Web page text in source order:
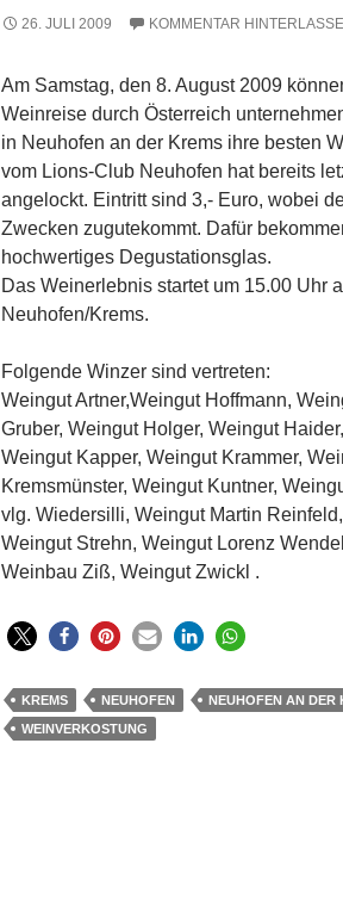
26. JULI 2009 KOMMENTAR
Am Samstag, den 8. August 2009
Weinreise durch Österreich
in Neuhofen an der Krems ihre besten
vom Lions-Club Neuhofen hat bereits
angelockt. Eintritt sind 3,- Euro, wobei
Zwecken zugutekommt. Dafür
hochwertiges Degustationsglas.
Das Weinerlebnis startet um 15.00 Uhr
Neuhofen/Krems.
Folgende Winzer sind vertreten:
Weingut Artner,Weingut Hoffmann,
Gruber, Weingut Holger, Weingut
Weingut Kapper, Weingut Krammer,
Kremsmünster, Weingut Kuntner,
vlg. Wiedersilli, Weingut Martin
Weingut Strehn, Weingut Lorenz
Weinbau Ziß, Weingut Zwickl .
KREMS NEUHOFEN NEUHOFEN AN DER
WEINVERKOSTUNG